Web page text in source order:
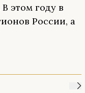
этом году в
России, а